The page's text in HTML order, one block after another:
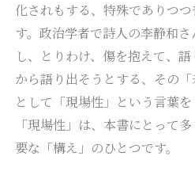
化されもする、特殊でありつ
す。政治学者で詩人の李静和
し、とりわけ、傷を抱えて、
から語り出そうとする、その
として「現場性」という言葉
「現場性」は、本書にとって
要な「構え」のひとつです。